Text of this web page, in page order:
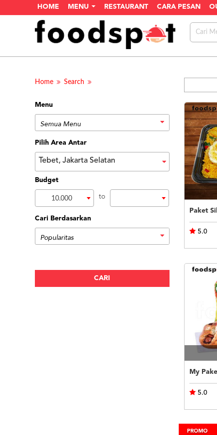
HOME MENU RESTAURANT CARA PESAN
Home Search
Menu
Pilih Area Antar
Tebet, Jakarta Selatan
Budget
10.000 to
Cari Berdasarkan
5.0
My
5.0